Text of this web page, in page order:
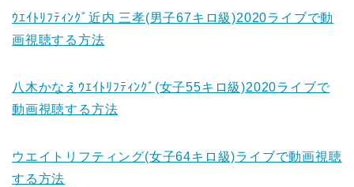
ｳｴｲﾄﾘﾌﾃｨﾝｸﾞ近内 三孝(男子67キロ級)2020ライブで動
画視聴する方法
八木かなえｳｴｲﾄﾘﾌﾃｨﾝｸﾞ(女子55キロ級)2020ライブで
動画視聴する方法
ウエイトリフティング(女子64キロ級)ライブで動画視聴
する方法